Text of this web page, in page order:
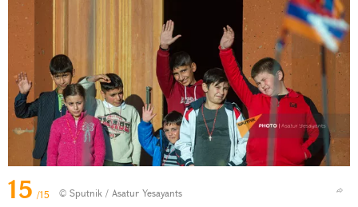
15 /15 © Sputnik / Asatur Yesayants